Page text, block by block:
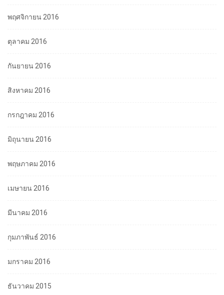
พฤศจิกายน 2016
ตุลาคม 2016
กันยายน 2016
สิงหาคม 2016
กรกฎาคม 2016
มิถุนายน 2016
พฤษภาคม 2016
เมษายน 2016
มีนาคม 2016
กุมภาพันธ์ 2016
มกราคม 2016
ธันวาคม 2015